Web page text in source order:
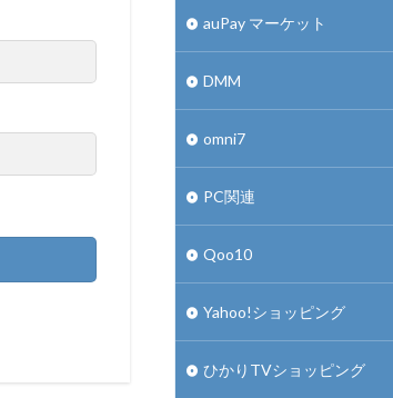
auPay マーケット
DMM
omni7
PC関連
Qoo10
Yahoo!ショッピング
ひかりTVショッピング